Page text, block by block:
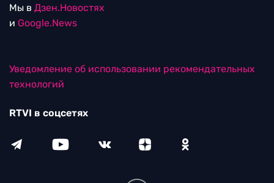
Мы в Дзен.Новостях
и Google.News
Уведомление об использовании рекомендательных
технологий
RTVI в соцсетях